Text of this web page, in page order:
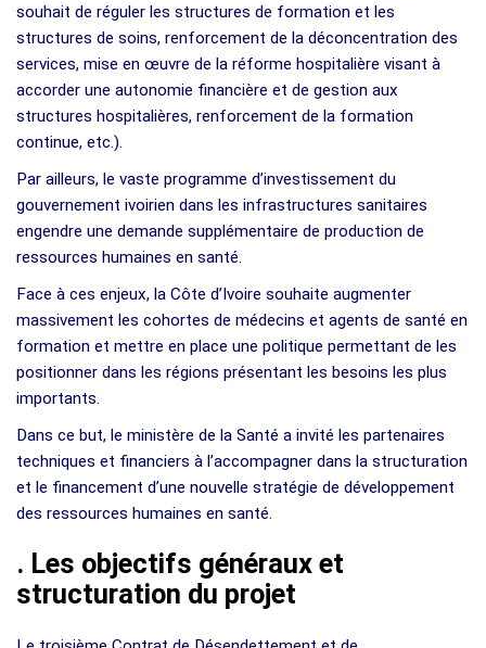
souhait de réguler les structures de formation et les
structures de soins, renforcement de la déconcentration des
services, mise en œuvre de la réforme hospitalière visant à
accorder une autonomie financière et de gestion aux
structures hospitalières, renforcement de la formation
continue, etc.).
Par ailleurs, le vaste programme d’investissement du
gouvernement ivoirien dans les infrastructures sanitaires
engendre une demande supplémentaire de production de
ressources humaines en santé.
Face à ces enjeux, la Côte d’Ivoire souhaite augmenter
massivement les cohortes de médecins et agents de santé en
formation et mettre en place une politique permettant de les
positionner dans les régions présentant les besoins les plus
importants.
Dans ce but, le ministère de la Santé a invité les partenaires
techniques et financiers à l’accompagner dans la structuration
et le financement d’une nouvelle stratégie de développement
des ressources humaines en santé.
. Les objectifs généraux et
structuration du projet